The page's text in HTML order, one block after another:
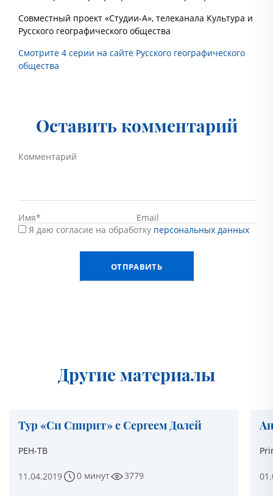
Совместный проект «Студии-А», телеканала Культура и
Русского географического общества
Смотрите 4 серии на сайте Русского географического
общества
Оставить комментарий
Я даю согласие на обработку персональных данных
Другие материалы
Тур «Си Спирит» с Сергеем Долей
РЕН-ТВ
11.04.2019 0 минут 3779